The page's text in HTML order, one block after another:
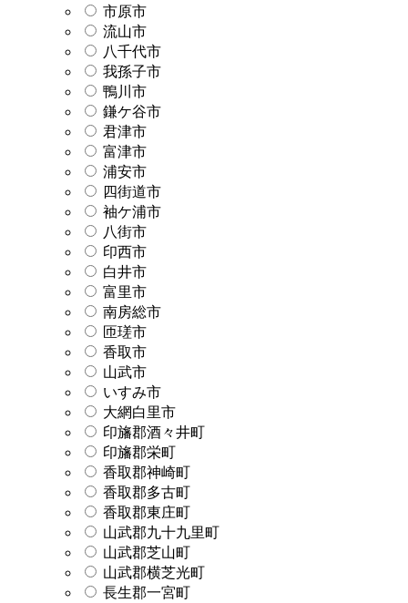
市原市
流山市
八千代市
我孫子市
鴨川市
鎌ケ谷市
君津市
富津市
浦安市
四街道市
袖ケ浦市
八街市
印西市
白井市
富里市
南房総市
匝瑳市
香取市
山武市
いすみ市
大網白里市
印旛郡酒々井町
印旛郡栄町
香取郡神崎町
香取郡多古町
香取郡東庄町
山武郡九十九里町
山武郡芝山町
山武郡横芝光町
長生郡一宮町